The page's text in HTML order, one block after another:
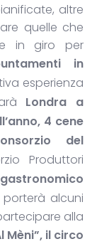
altre
quelle che
in giro per
in
esperienza
Londra a
4 cene
del
Produttori
alcuni
alla
Mèni”, il circo